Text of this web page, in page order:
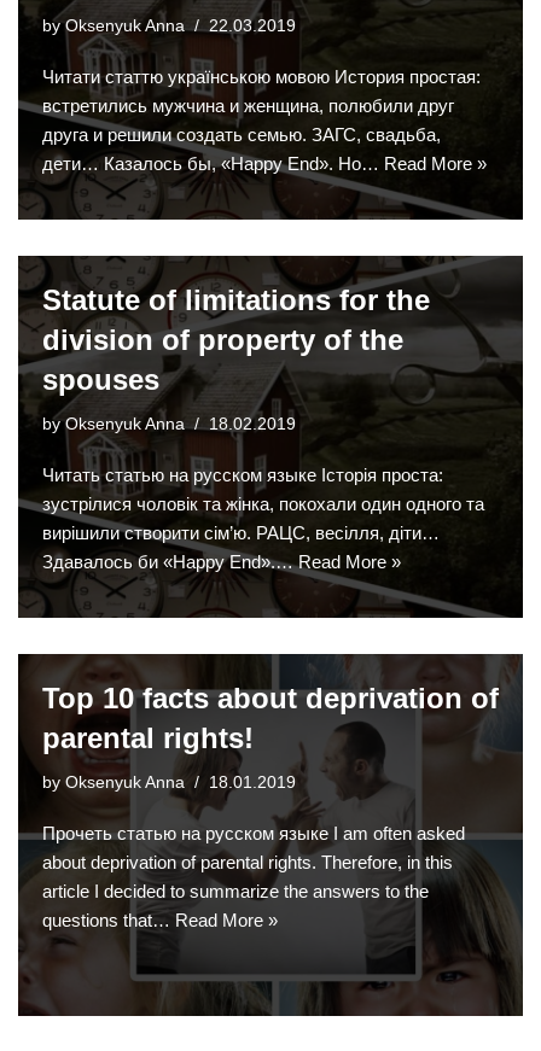
byOksenyuk Anna 22.03.2019
Читати статтю українською мовою История простая:
встретились мужчина и женщина, полюбили друг
друга и решили создать семью. ЗАГС, свадьба,
дети… Казалось бы, «Happy End». Но… Read More »
Statute of limitations for the
division of property of the
spouses
byOksenyuk Anna 18.02.2019
Читать статью на русском языке Історія проста:
зустрілися чоловік та жінка, покохали один одного та
вирішили створити сім’ю. РАЦС, весілля, діти…
Здавалось би «Happy End».…Read More »
Top 10 facts about deprivation of
parental rights!
by Oksenyuk Anna 18.01.2019
Прочеть статью на русском языке I am often asked
about deprivation of parental rights. Therefore, in this
article I decided to summarize the answers to the
questions that… Read More »